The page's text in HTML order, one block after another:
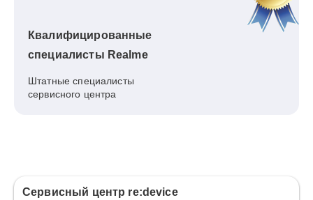
Квалифицированные
специалисты Realme
Штатные специалисты
сервисного центра
Сервисный центр re:device